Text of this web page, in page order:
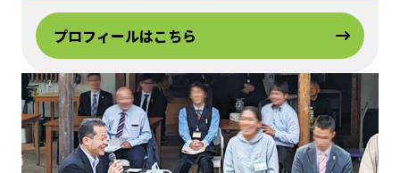
プロフィールはこちら